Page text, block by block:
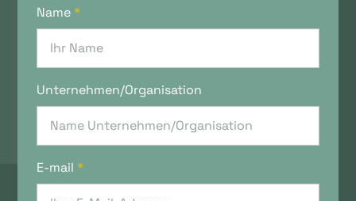
Name *
Unternehmen/Organisation
E-mail *